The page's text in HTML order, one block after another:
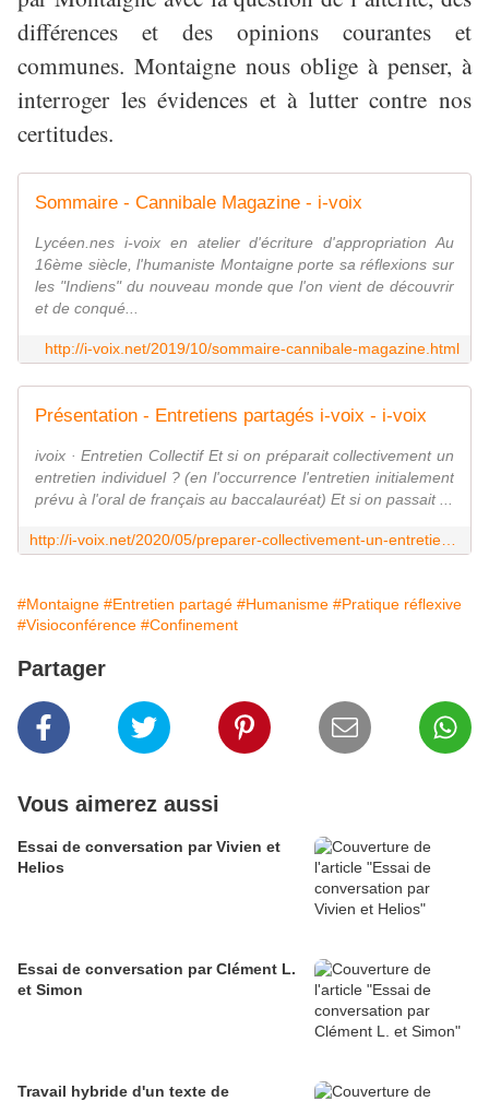
différences et des opinions courantes et
communes. Montaigne nous oblige à penser, à
interroger les évidences et à lutter contre nos
certitudes.
Sommaire - Cannibale Magazine - i-voix
Lycéen.nes i-voix en atelier d'écriture d'appropriation Au
16ème siècle, l'humaniste Montaigne porte sa réflexions sur
les "Indiens" du nouveau monde que l'on vient de découvrir
et de conqué...
http://i-voix.net/2019/10/sommaire-cannibale-magazine.html
Présentation - Entretiens partagés i-voix - i-voix
ivoix · Entretien Collectif Et si on préparait collectivement un
entretien individuel ? (en l'occurrence l'entretien initialement
prévu à l'oral de français au baccalauréat) Et si on passait ...
#Montaigne #Entretien partagé #Humanisme #Pratique réflexive
#Visioconférence #Confinement
Partager
Vous aimerez aussi
Essai de conversation par Vivien et
Helios
Essai de conversation par Clément L.
et Simon
Travail hybride d'un texte de